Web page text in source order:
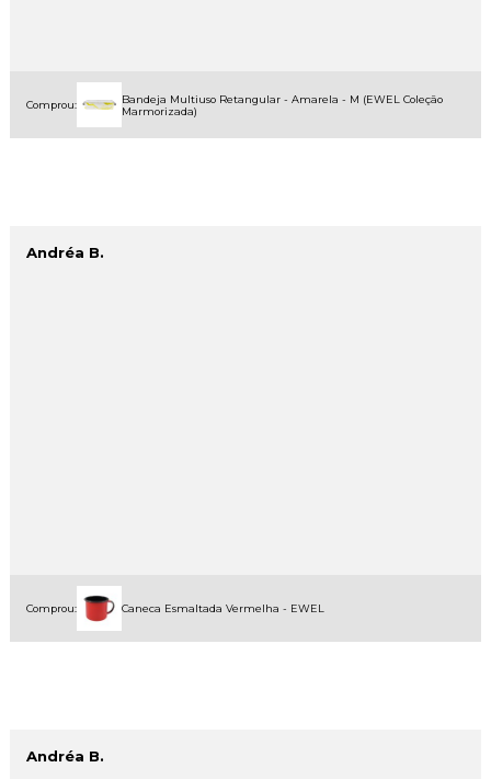
Comprou:
Bandeja Multiuso Retangular - Amarela - M (EWEL Coleção
Marmorizada)
Andréa B.
Comprou: Caneca Esmaltada Vermelha - EWEL
Andréa B.